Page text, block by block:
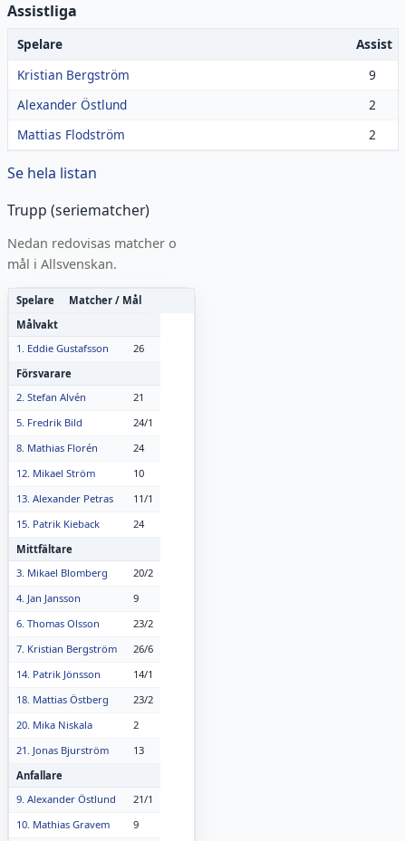
Assistliga
Spelare
Assist
Kristian Bergström
9
Alexander Östlund
2
Mattias Flodström
2
Se hela listan
Trupp (seriematcher)
Nedan redovisas matcher o
mål i Allsvenskan.
Spelare
Matcher / Mål
Målvakt
1. Eddie Gustafsson
26
Försvarare
2. Stefan Alvén
21
5. Fredrik Bild
24/1
8. Mathias Florén
24
12. Mikael Ström
10
13. Alexander Petras
11/1
15. Patrik Kieback
24
Mittfältare
3. Mikael Blomberg
20/2
4. Jan Jansson
9
6. Thomas Olsson
23/2
7. Kristian Bergström
26/6
14. Patrik Jönsson
14/1
18. Mattias Östberg
23/2
20. Mika Niskala
2
21. Jonas Bjurström
13
Anfallare
9. Alexander Östlund
21/1
10. Mathias Gravem
9